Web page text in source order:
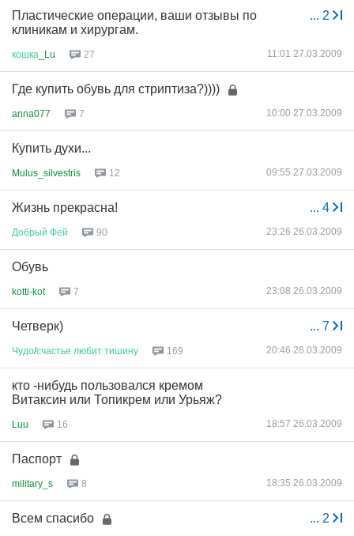
... 2
Пластические операции, ваши отзывы по
клиникам и хирургам.
кошка _Lu 27 11:01 27.03.2009
Где купить обувь для стриптиза?))))
anna077 7 10:00 27.03.2009
Купить духи...
Mulus_silvestris 12 09:55 27.03.2009
... 4
Жизнь прекрасна!
Добрый Фей 90 23:26 26.03.2009
Обувь
kotti-kot 7 23:08 26.03.2009
... 7
Четверк)
Чудо/счастье любит тишину 169 20:46 26.03.2009
кто -нибудь пользовался кремом
Витаксин или Топикрем или Урьяж?
Luu 16 18:57 26.03.2009
Паспорт
military_s 8 18:35 26.03.2009
... 2
Всем спасибо